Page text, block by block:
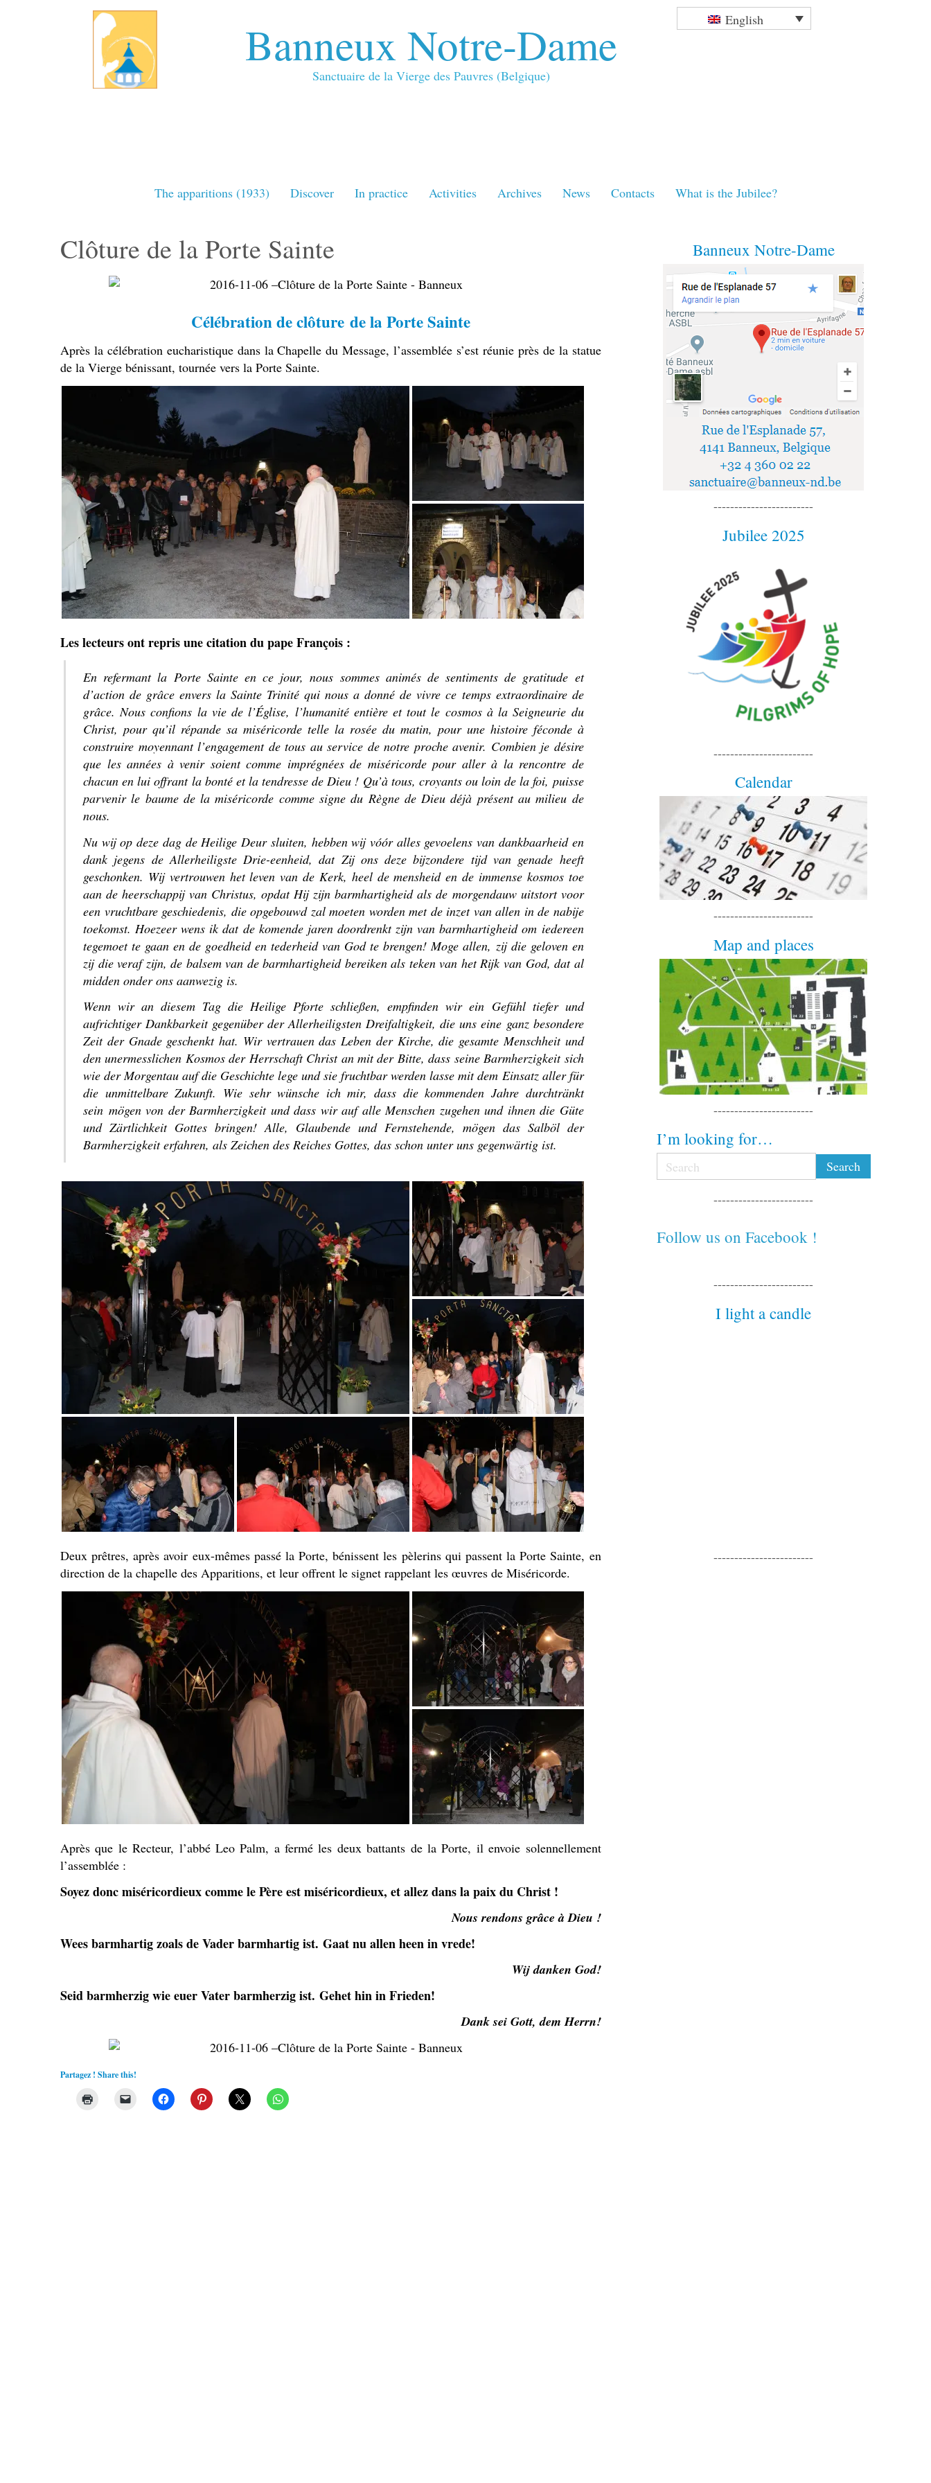
Banneux Notre-Dame
Sanctuaire de la Vierge des Pauvres (Belgique)
English
The apparitions (1933) Discover In practice Activities Archives News Contacts What is the Jubilee?
Clôture de la Porte Sainte
Célébration de clôture de la Porte Sainte
Après la célébration eucharistique dans la Chapelle du Message, l’assemblée s’est réunie près de la statue
de la Vierge bénissant, tournée vers la Porte Sainte.
Les lecteurs ont repris une citation du pape François :
En refermant la Porte Sainte en ce jour, nous sommes animés de sentiments de gratitude et
d’action de grâce envers la Sainte Trinité qui nous a donné de vivre ce temps extraordinaire de
grâce. Nous confions la vie de l’Église, l’humanité entière et tout le cosmos à la Seigneurie du
Christ, pour qu’il répande sa miséricorde telle la rosée du matin, pour une histoire féconde à
construire moyennant l’engagement de tous au service de notre proche avenir. Combien je désire
que les années à venir soient comme imprégnées de miséricorde pour aller à la rencontre de
chacun en lui offrant la bonté et la tendresse de Dieu ! Qu’à tous, croyants ou loin de la foi, puisse
parvenir le baume de la miséricorde comme signe du Règne de Dieu déjà présent au milieu de
nous.
Nu wij op deze dag de Heilige Deur sluiten, hebben wij vóór alles gevoelens van dankbaarheid en
dank jegens de Allerheiligste Drie-eenheid, dat Zij ons deze bijzondere tijd van genade heeft
geschonken. Wij vertrouwen het leven van de Kerk, heel de mensheid en de immense kosmos toe
aan de heerschappij van Christus, opdat Hij zijn barmhartigheid als de morgendauw uitstort voor
een vruchtbare geschiedenis, die opgebouwd zal moeten worden met de inzet van allen in de nabije
toekomst. Hoezeer wens ik dat de komende jaren doordrenkt zijn van barmhartigheid om iedereen
tegemoet te gaan en de goedheid en tederheid van God te brengen! Moge allen, zij die geloven en
zij die veraf zijn, de balsem van de barmhartigheid bereiken als teken van het Rijk van God, dat al
midden onder ons aanwezig is.
Wenn wir an diesem Tag die Heilige Pforte schließen, empfinden wir ein Gefühl tiefer und
aufrichtiger Dankbarkeit gegenüber der Allerheiligsten Dreifaltigkeit, die uns eine ganz besondere
Zeit der Gnade geschenkt hat. Wir vertrauen das Leben der Kirche, die gesamte Menschheit und
den unermesslichen Kosmos der Herrschaft Christ an mit der Bitte, dass seine Barmherzigkeit sich
wie der Morgentau auf die Geschichte lege und sie fruchtbar werden lasse mit dem Einsatz aller für
die unmittelbare Zukunft. Wie sehr wünsche ich mir, dass die kommenden Jahre durchtränkt
sein mögen von der Barmherzigkeit und dass wir auf alle Menschen zugehen und ihnen die Güte
und Zärtlichkeit Gottes bringen! Alle, Glaubende und Fernstehende, mögen das Salböl der
Barmherzigkeit erfahren, als Zeichen des Reiches Gottes, das schon unter uns gegenwärtig ist.
Deux prêtres, après avoir eux-mêmes passé la Porte, bénissent les pèlerins qui passent la Porte Sainte, en
direction de la chapelle des Apparitions, et leur offrent le signet rappelant les œuvres de Miséricorde.
Après que le Recteur, l’abbé Leo Palm, a fermé les deux battants de la Porte, il envoie solennellement
l’assemblée :
Soyez donc miséricordieux comme le Père est miséricordieux, et allez dans la paix du Christ !
Nous rendons grâce à Dieu !
Wees barmhartig zoals de Vader barmhartig ist. Gaat nu allen heen in vrede!
Wij danken God!
Seid barmherzig wie euer Vater barmherzig ist. Gehet hin in Frieden!
Dank sei Gott, dem Herrn!
Partagez ! Share this!
Banneux Notre-Dame
------------------------
Jubilee 2025
------------------------
Calendar
------------------------
Map and places
------------------------
I’m looking for…
------------------------
Follow us on Facebook !
------------------------
I light a candle
------------------------